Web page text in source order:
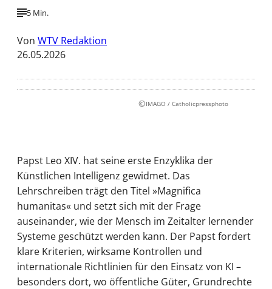
5 Min.
Von WTV Redaktion
26.05.2026
©IMAGO / Catholicpressphoto
Papst Leo XIV. hat seine erste Enzyklika der
Künstlichen Intelligenz gewidmet. Das
Lehrschreiben trägt den Titel »Magnifica
humanitas« und setzt sich mit der Frage
auseinander, wie der Mensch im Zeitalter lernender
Systeme geschützt werden kann. Der Papst fordert
klare Kriterien, wirksame Kontrollen und
internationale Richtlinien für den Einsatz von KI –
besonders dort, wo öffentliche Güter, Grundrechte